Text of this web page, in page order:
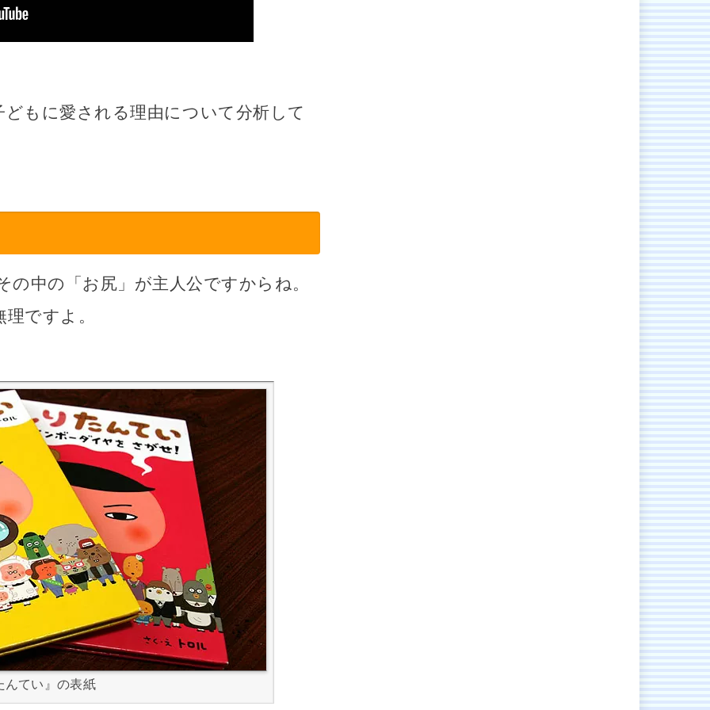
もに愛される理由について分析して
の中の「お尻」が主人公ですからね。
ですよ。
んてい』の表紙